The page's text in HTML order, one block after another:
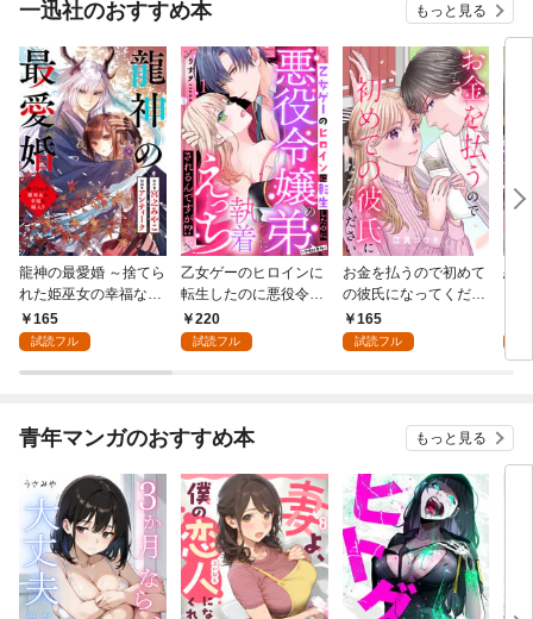
一迅社のおすすめ本 もっと見る
龍神の最愛婚 ～捨てら
れた姫巫女の幸福な嫁
入り～: 1
165
試読フル
乙女ゲーのヒロインに
転生したのに悪役令嬢
の弟（攻略対象外）に
執着えっちされるんで
220
試読フル
お金を払うので初めて
の彼氏になってくださ
い: 1
165
試読フル
恋
青年マンガのおすすめ本 もっと見る